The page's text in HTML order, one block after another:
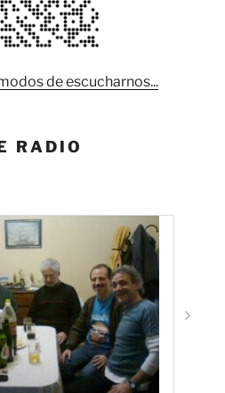
de escucharnos...
RADIO